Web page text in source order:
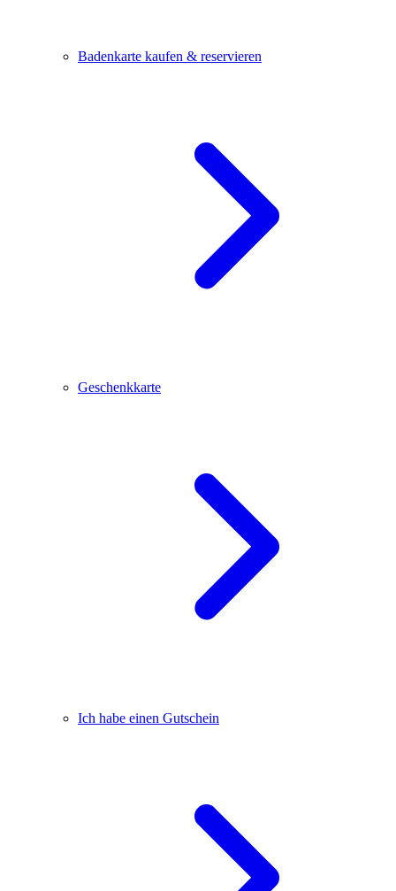
Badenkarte kaufen & reservieren
Geschenkkarte
Ich habe einen Gutschein